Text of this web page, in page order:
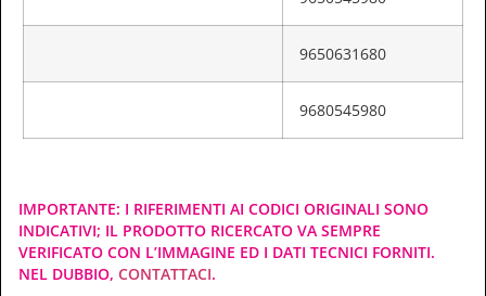
9650631680
9680545980
IMPORTANTE: I RIFERIMENTI AI CODICI ORIGINALI SONO
INDICATIVI; IL PRODOTTO RICERCATO VA SEMPRE
VERIFICATO CON L’IMMAGINE ED I DATI TECNICI FORNITI.
NEL DUBBIO, CONTATTACI.